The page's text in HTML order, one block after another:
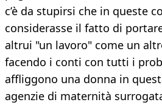
c’è da stupirsi che in queste
considerasse il fatto di
altrui "un lavoro" come un
facendo i conti con tutti i
affliggono una donna in
agenzie di maternità